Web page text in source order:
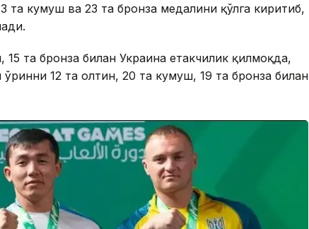
та кумуш ва 23 та бронза медалини қўлга киритиб,
та бронза билан Украина етакчилик қилмоқда,
12 та олтин, 20 та кумуш, 19 та бронза билан